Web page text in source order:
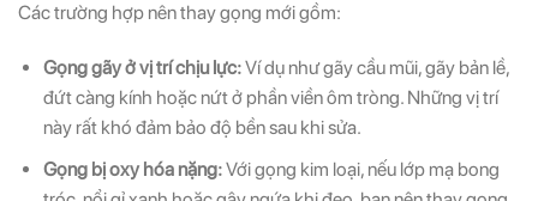
Các trường hợp nên thay gọng mới gồm:
Gọng gãy ở vị trí chịu lực:Ví dụ như gãy cầu mũi, gãy bản lề,
đứt càng kính hoặc nứt ở phần viền ôm tròng. Những vị trí
này rất khó đảm bảo độ bền sau khi sửa.
Gọng bị oxy hóa nặng:Với gọng kim loại, nếu lớp mạ bong